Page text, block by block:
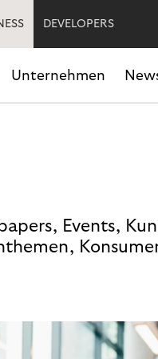
DEVELOPERS
Unternehmen
Events,